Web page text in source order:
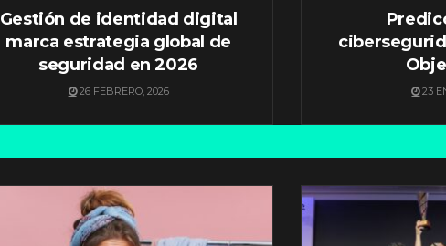
Gestión de identidad digital
marca estrategia global de
seguridad en 2026
26 FEBRERO, 2026 23